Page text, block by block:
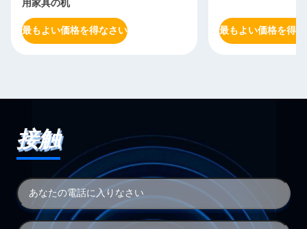
用家具の机
最もよい価格を得なさい 最もよい価格を得
接触